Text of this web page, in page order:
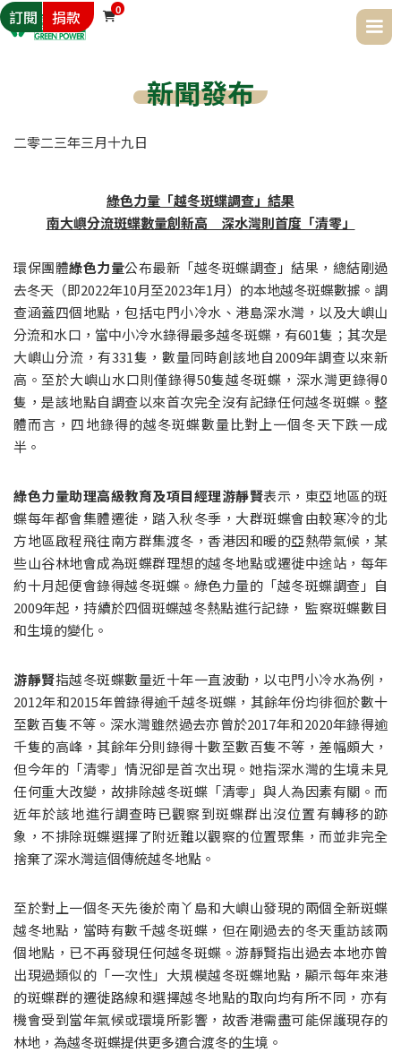
訂閱 捐款 
0
新聞發布
二零二三年三月十九日
綠色力量「越冬斑蝶調查」結果
南大嶼分流斑蝶數量創新高　深水灣則首度「清零」
環保團體綠色力量公布最新「越冬斑蝶調查」結果，總結剛過
去冬天（即2022年10月至2023年1月）的本地越冬斑蝶數據。調
查涵蓋四個地點，包括屯門小冷水、港島深水灣，以及大嶼山
分流和水口，當中小冷水錄得最多越冬斑蝶，有601隻；其次是
大嶼山分流，有331隻，數量同時創該地自2009年調查以來新
高。至於大嶼山水口則僅錄得50隻越冬斑蝶，深水灣更錄得0
隻，是該地點自調查以來首次完全沒有記錄任何越冬斑蝶。整
體而言，四地錄得的越冬斑蝶數量比對上一個冬天下跌一成
半。
綠色力量助理高級教育及項目經理游靜賢表示，東亞地區的斑
蝶每年都會集體遷徙，踏入秋冬季，大群斑蝶會由較寒冷的北
方地區啟程飛往南方群集渡冬，香港因和暖的亞熱帶氣候，某
些山谷林地會成為斑蝶群理想的越冬地點或遷徙中途站，每年
約十月起便會錄得越冬斑蝶。綠色力量的「越冬斑蝶調查」自
2009年起，持續於四個斑蝶越冬熱點進行記錄， 監察斑蝶數目
和生境的變化。
游靜賢指越冬斑蝶數量近十年一直波動，以屯門小冷水為例，
2012年和2015年曾錄得逾千越冬斑蝶，其餘年份均徘徊於數十
至數百隻不等。深水灣雖然過去亦曾於2017年和2020年錄得逾
千隻的高峰，其餘年分則錄得十數至數百隻不等，差幅頗大，
但今年的「清零」情況卻是首次出現。她指深水灣的生境未見
任何重大改變，故排除越冬斑蝶「清零」與人為因素有關。而
近年於該地進行調查時已觀察到斑蝶群出沒位置有轉移的跡
象，不排除斑蝶選擇了附近難以觀察的位置聚集，而並非完全
捨棄了深水灣這個傳統越冬地點。
至於對上一個冬天先後於南丫島和大嶼山發現的兩個全新斑蝶
越冬地點，當時有數千越冬斑蝶，但在剛過去的冬天重訪該兩
個地點，已不再發現任何越冬斑蝶。游靜賢指出過去本地亦曾
出現過類似的「一次性」大規模越冬斑蝶地點，顯示每年來港
的斑蝶群的遷徙路線和選擇越冬地點的取向均有所不同，亦有
機會受到當年氣候或環境所影響，故香港需盡可能保護現存的
林地，為越冬斑蝶提供更多適合渡冬的生境。